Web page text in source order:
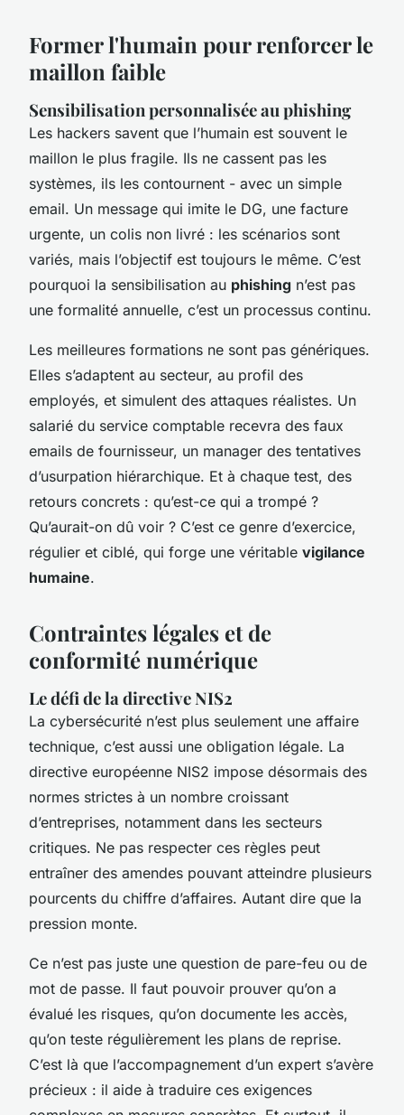
Former l'humain pour renforcer le
maillon faible
Sensibilisation personnalisée au phishing
Les hackers savent que l’humain est souvent le
maillon le plus fragile. Ils ne cassent pas les
systèmes, ils les contournent - avec un simple
email. Un message qui imite le DG, une facture
urgente, un colis non livré : les scénarios sont
variés, mais l’objectif est toujours le même. C’est
pourquoi la sensibilisation au phishing n’est pas
une formalité annuelle, c’est un processus continu.
Les meilleures formations ne sont pas génériques.
Elles s’adaptent au secteur, au profil des
employés, et simulent des attaques réalistes. Un
salarié du service comptable recevra des faux
emails de fournisseur, un manager des tentatives
d’usurpation hiérarchique. Et à chaque test, des
retours concrets : qu’est-ce qui a trompé ?
Qu’aurait-on dû voir ? C’est ce genre d’exercice,
régulier et ciblé, qui forge une véritable vigilance
humaine.
Contraintes légales et de
conformité numérique
Le défi de la directive NIS2
La cybersécurité n’est plus seulement une affaire
technique, c’est aussi une obligation légale. La
directive européenne NIS2 impose désormais des
normes strictes à un nombre croissant
d’entreprises, notamment dans les secteurs
critiques. Ne pas respecter ces règles peut
entraîner des amendes pouvant atteindre plusieurs
pourcents du chiffre d’affaires. Autant dire que la
pression monte.
Ce n’est pas juste une question de pare-feu ou de
mot de passe. Il faut pouvoir prouver qu’on a
évalué les risques, qu’on documente les accès,
qu’on teste régulièrement les plans de reprise.
C’est là que l’accompagnement d’un expert s’avère
précieux : il aide à traduire ces exigences